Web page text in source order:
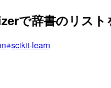
で辞書のリス
scikit-learn